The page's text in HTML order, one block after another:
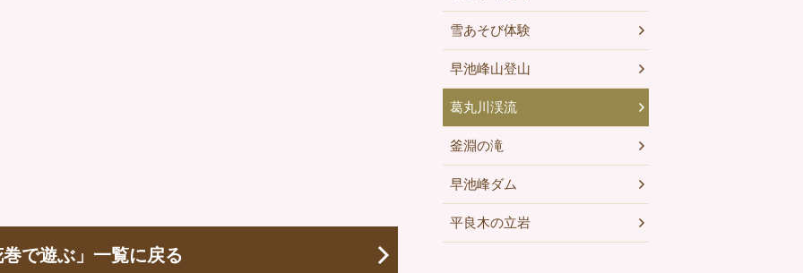
で遊ぶ」一覧に戻る
雪あそび体験
早池峰山登山
葛丸川渓流
釜淵の滝
早池峰ダム
平良木の立岩